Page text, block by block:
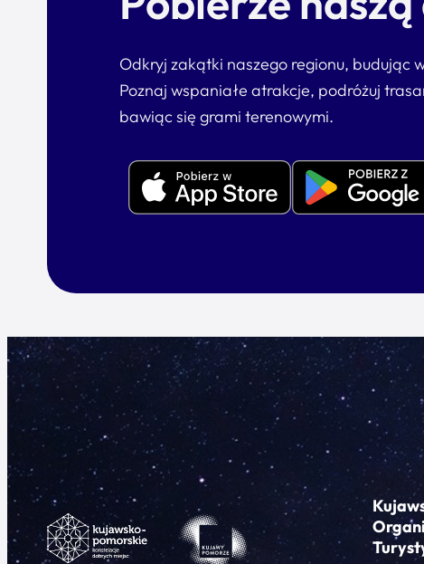
Odkryj zakątki naszego regionu, budując
Poznaj wspaniałe atrakcje, podróżuj
bawiąc się grami terenowymi.